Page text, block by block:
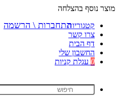
מוצר נוסף בהצלחה
קטגוריות
צרו קשר
דף הבית
החשבון שלי
0 עגלת קניות
התחברות \ הרשמה